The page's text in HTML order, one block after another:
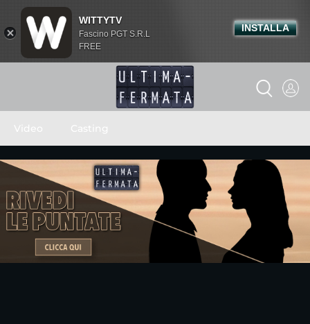
Video Casting
WITTYTV
Fascino PGT S.R.L
FREE
INSTALLA